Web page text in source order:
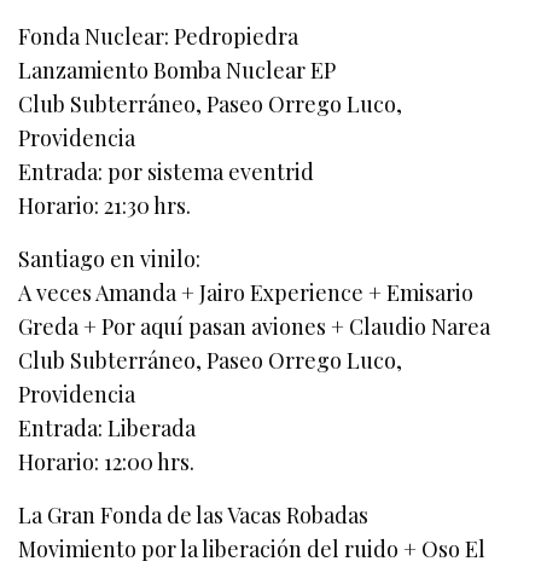
Fonda Nuclear: Pedropiedra
Lanzamiento Bomba Nuclear EP
Club Subterráneo, Paseo Orrego Luco,
Providencia
Entrada: por sistema eventrid
Horario: 21:30 hrs.
Santiago en vinilo:
A veces Amanda + Jairo Experience + Emisario
Greda + Por aquí pasan aviones + Claudio Narea
Club Subterráneo, Paseo Orrego Luco,
Providencia
Entrada: Liberada
Horario: 12:00 hrs.
La Gran Fonda de las Vacas Robadas
Movimiento por la liberación del ruido + Oso El